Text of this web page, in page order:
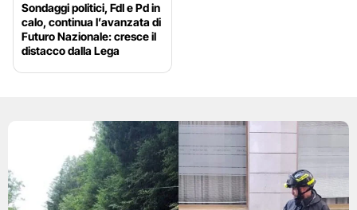
Sondaggi politici, FdI e Pd in
calo, continua l’avanzata di
Futuro Nazionale: cresce il
distacco dalla Lega